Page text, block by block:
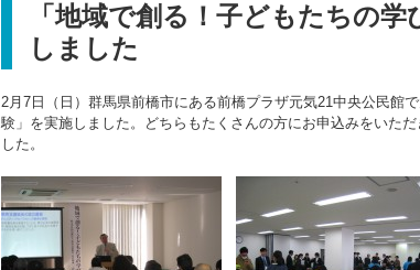
「地域で創る！子どもたちの
しました
2月7日（日）群馬県前橋市にある前橋プラザ元気21中央公民館
験」を実施しました。どちらもたくさんの方にお申込みをいた
した。